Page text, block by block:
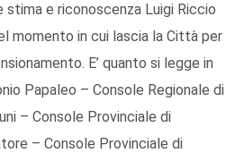
e riconoscenza Luigi Riccio
momento in cui lascia la Città per
E’ quanto si legge in
Papaleo – Console Regionale di
– Console Provinciale di
– Console Provinciale di